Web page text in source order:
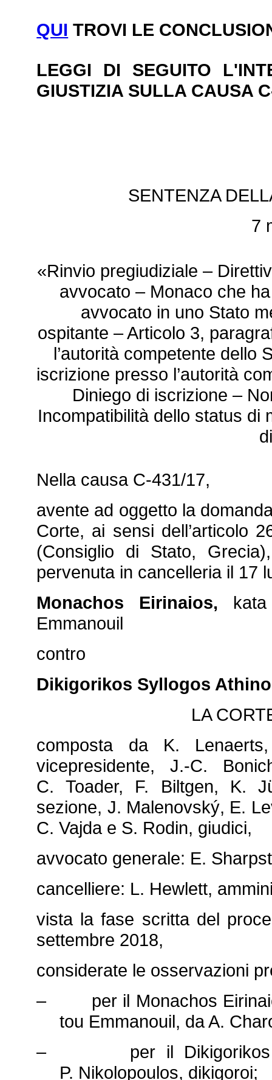
QUI TROVI LE
LEGGI DI SEGUITO
GIUSTIZIA SULLA CAUSA
SENTENZA
7
«Rinvio pregiudiziale –
avvocato – Monaco che
avvocato in uno Stato
ospitante – Articolo 3,
l’autorità competente dello
iscrizione presso l’autorità
Diniego di iscrizione –
Incompatibilità dello status di
Nella causa C‑431/17,
avente ad oggetto la
Corte, ai sensi dell’articolo
(Consiglio di Stato,
pervenuta in cancelleria il 17
Monachos Eirinaios, kata
Emmanouil
contro
Dikigorikos Syllogos
LA
composta da K.
vicepresidente, J.‑C.
C. Toader, F. Biltgen, K.
sezione, J. Malenovský, E.
C. Vajda e S. Rodin, giudici,
avvocato generale: E.
cancelliere: L. Hewlett,
vista la fase scritta del
settembre 2018,
considerate le osservazioni
– per il Monachos
tou Emmanouil, da A.
– per il Dikigorikos
P. Nikolopoulos, dikigoroi;